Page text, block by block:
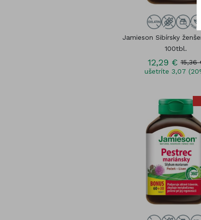
Jamieson Sibírsky
100tbl.
12,29 € 15,36
ušetríte 3,07